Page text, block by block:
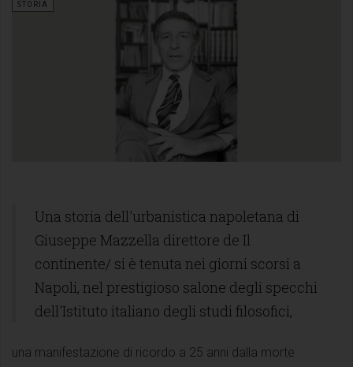
STORIA
Una storia dell'urbanistica napoletana di
Giuseppe Mazzella direttore de Il
continente/ si è tenuta nei giorni scorsi a
Napoli, nel prestigioso salone degli specchi
dell'Istituto italiano degli studi filosofici,
una manifestazione di ricordo a 25 anni dalla morte